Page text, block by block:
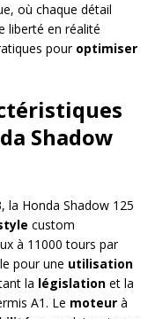
où chaque détail
liberté en réalité
pour optimiser
Shadow
la Honda Shadow 125
custom
à 11000 tours par
pour une utilisation
la législation et la
A1. Le moteur à